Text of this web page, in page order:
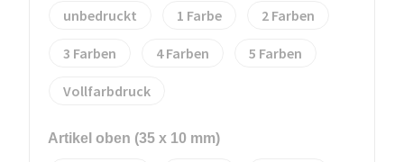
unbedruckt 1 2
3 4 5
Vollfarbdruck
Artikel oben (35 x 10 mm)